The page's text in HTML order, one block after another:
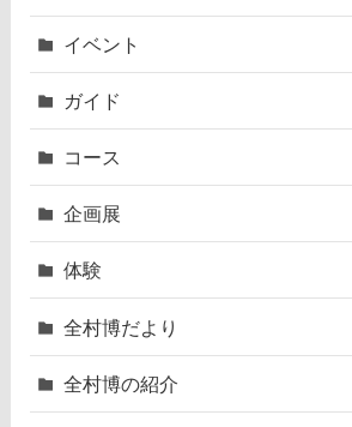
イベント
ガイド
コース
企画展
体験
全村博だより
全村博の紹介